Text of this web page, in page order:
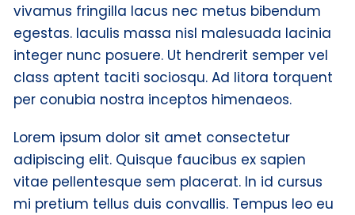
vivamus fringilla lacus nec metus bibendum
egestas. Iaculis massa nisl malesuada lacinia
integer nunc posuere. Ut hendrerit semper vel
class aptent taciti sociosqu. Ad litora torquent
per conubia nostra inceptos himenaeos.
Lorem ipsum dolor sit amet consectetur
adipiscing elit. Quisque faucibus ex sapien
vitae pellentesque sem placerat. In id cursus
mi pretium tellus duis convallis. Tempus leo eu